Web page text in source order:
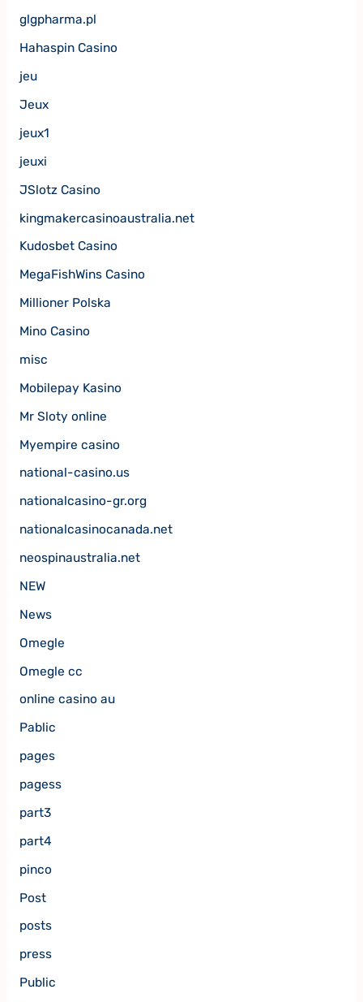
glgpharma.pl
Hahaspin Casino
jeu
Jeux
jeux1
jeuxi
JSlotz Casino
kingmakercasinoaustralia.net
Kudosbet Casino
MegaFishWins Casino
Millioner Polska
Mino Casino
misc
Mobilepay Kasino
Mr Sloty online
Myempire casino
national-casino.us
nationalcasino-gr.org
nationalcasinocanada.net
neospinaustralia.net
NEW
News
Omegle
Omegle cc
online casino au
Pablic
pages
pagess
part3
part4
pinco
Post
posts
press
Public